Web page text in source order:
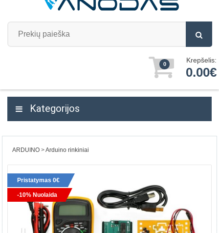
0 Krepšelis:
0.00€
Kategorijos
ARDUINO Arduino rinkiniai
Pristatymas 0€
-10% Nuolaida